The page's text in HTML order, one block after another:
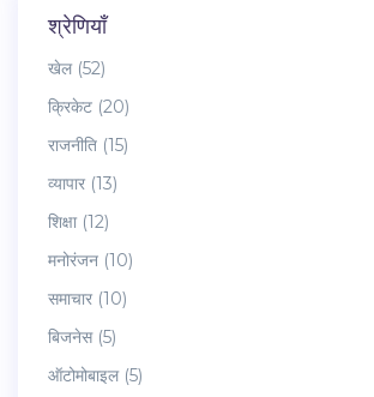
श्रेणियाँ
खेल (52)
क्रिकेट (20)
राजनीति (15)
व्यापार (13)
शिक्षा (12)
मनोरंजन (10)
समाचार (10)
बिजनेस (5)
ऑटोमोबाइल (5)